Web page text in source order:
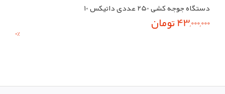
دستگاه جوجه کشی 250 عددی داتیکس 10
43,000,000 تومان 0%